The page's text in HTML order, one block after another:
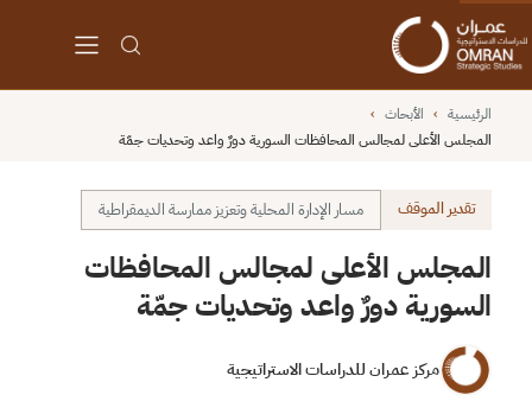
الرئيسية › الأبحاث ›
المجلس الأعلى لمجالس المحافظات السورية دورٌ واعد وتحديات جمّة
تقدير الموقف مسار الإدارة المحلية وتعزيز ممارسة الديمقراطية
المجلس الأعلى لمجالس المحافظات
السورية دورٌ واعد وتحديات جمّة
مركز عمران للدراسات الاستراتيجية